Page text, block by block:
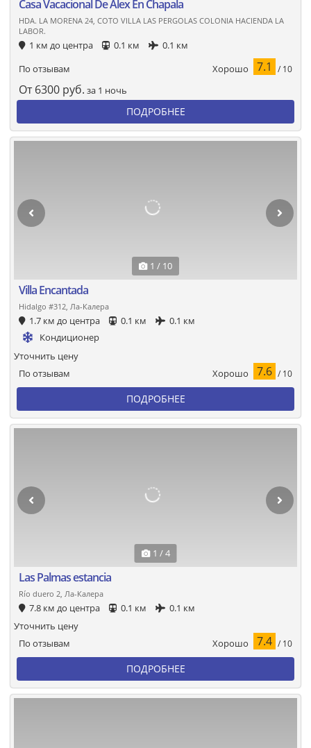
Casa Vacacional De Alex En Chapala
HDA. LA MORENA 24, COTO VILLA LAS PERGOLAS COLONIA HACIENDA LA
LABOR.
1 км до центра 0.1 км
0.1 км
По отзывам
Хорошо 7.1 / 10
От 6300 руб. за 1 ночь
ПОДРОБНЕЕ
1 / 10
Villa Encantada
Hidalgo #312, Ла-Калера
1.7 км до центра 0.1 км
0.1 км
Кондиционер
По отзывам Хорошо 7.6 / 10
Уточнить цену
ПОДРОБНЕЕ
1 / 4
Las Palmas estancia
Río duero 2, Ла-Калера
7.8 км до центра 0.1 км 0.1 км
По отзывам Хорошо 7.4 / 10
Уточнить цену
ПОДРОБНЕЕ